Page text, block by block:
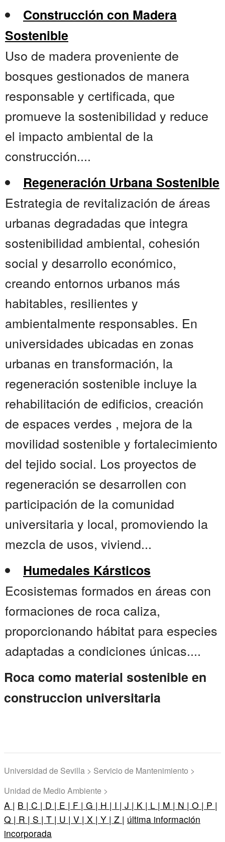
Construcción con Madera
Sostenible
Uso de madera proveniente de
bosques gestionados de manera
responsable y certificada, que
promueve la sostenibilidad y reduce
el impacto ambiental de la
construcción....
Regeneración Urbana Sostenible
Estrategia de revitalización de áreas
urbanas degradadas que integra
sostenibilidad ambiental, cohesión
social y desarrollo económico,
creando entornos urbanos más
habitables, resilientes y
ambientalmente responsables. En
universidades ubicadas en zonas
urbanas en transformación, la
regeneración sostenible incluye la
rehabilitación de edificios, creación
de espaces verdes , mejora de la
movilidad sostenible y fortalecimiento
del tejido social. Los proyectos de
regeneración se desarrollen con
participación de la comunidad
universitaria y local, promoviendo la
mezcla de usos, viviend...
Humedales Kársticos
Ecosistemas formados en áreas con
formaciones de roca caliza,
proporcionando hábitat para especies
adaptadas a condiciones únicas....
Roca como material sostenible en
construccion universitaria
Universidad de Sevilla > Servicio de Mantenimiento >
Unidad de Medio Ambiente >
A | B | C | D | E | F | G | H | I | J | K | L | M | N | O | P |
Q | R | S | T | U | V | X | Y | Z | última información
incorporada